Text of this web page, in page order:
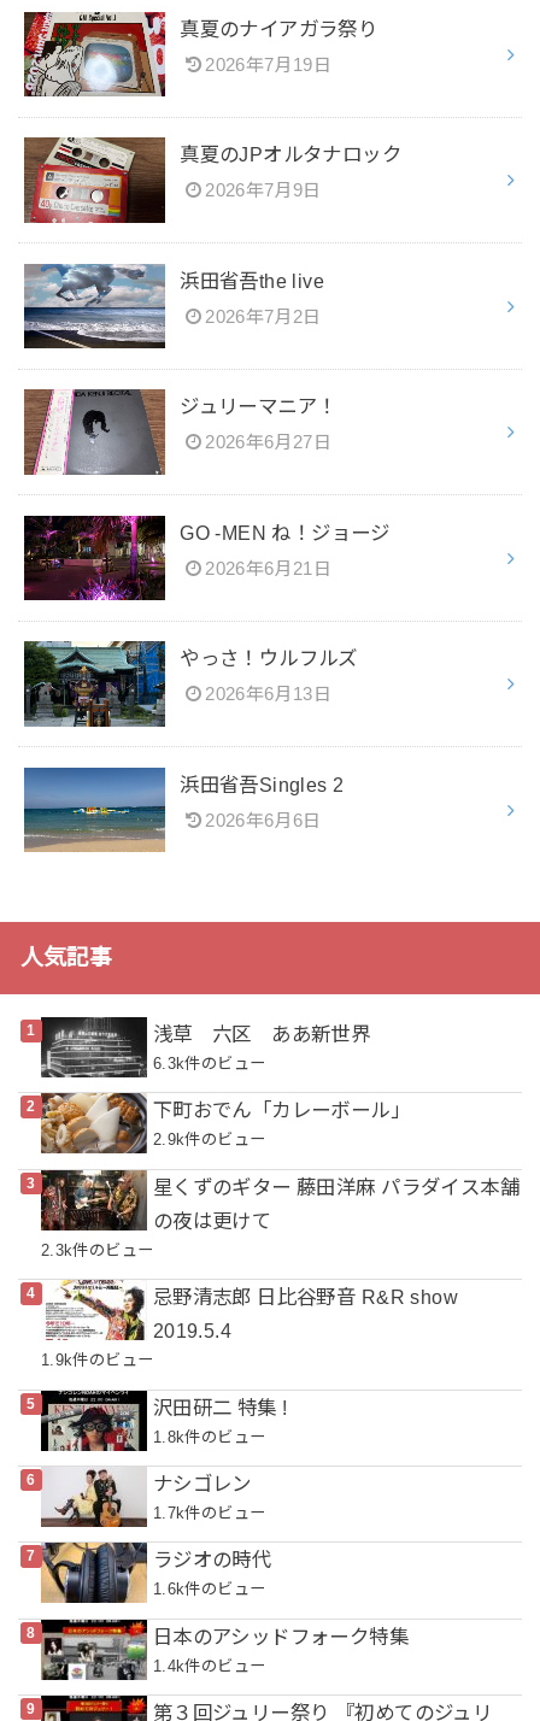
真夏のナイアガラ祭り
2026年7月19日
真夏のJPオルタナロック
2026年7月9日
浜田省吾the live
2026年7月2日
ジュリーマニア！
2026年6月27日
GO -MEN ね！ジョージ
2026年6月21日
やっさ！ウルフルズ
2026年6月13日
浜田省吾Singles 2
2026年6月6日
人気記事
浅草 六区 ああ新世界
6.3k件のビュー
下町おでん「カレーボール」
2.9k件のビュー
星くずのギター 藤田洋麻 パラダイス本舗
の夜は更けて
2.3k件のビュー
忌野清志郎 日比谷野音 R&R show
2019.5.4
1.9k件のビュー
沢田研二 特集 !
1.8k件のビュー
ナシゴレン
1.7k件のビュー
ラジオの時代
1.6k件のビュー
日本のアシッドフォーク特集
1.4k件のビュー
第３回ジュリー祭り 『初めてのジュリ